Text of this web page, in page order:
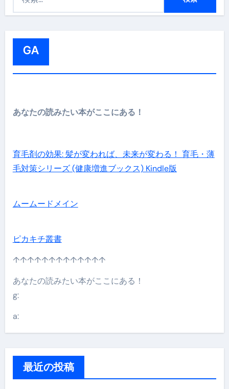
GA
あなたの読みたい本がここにある！
育毛剤の効果: 髪が変われば、未来が変わる！ 育毛・薄
毛対策シリーズ (健康増進ブックス) Kindle版
ムームードメイン
ピカキチ叢書
↑↑↑↑↑↑↑↑↑↑↑↑↑
あなたの読みたい本がここにある！
g:
a:
最近の投稿